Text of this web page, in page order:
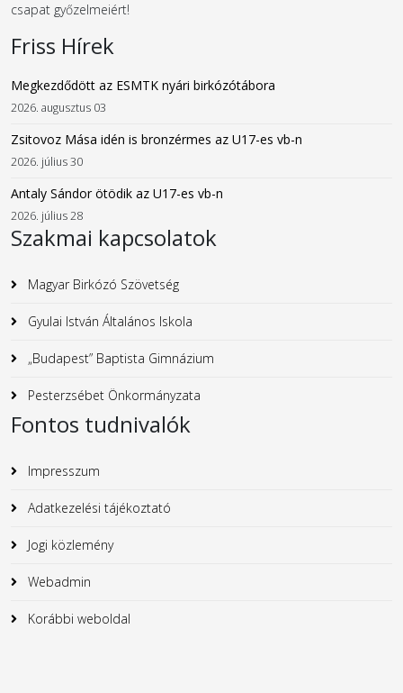
csapat győzelmeiért!
Friss Hírek
Megkezdődött az ESMTK nyári birkózótábora
2026. augusztus 03
Zsitovoz Mása idén is bronzérmes az U17-es vb-n
2026. július 30
Antaly Sándor ötödik az U17-es vb-n
2026. július 28
Szakmai kapcsolatok
Magyar Birkózó Szövetség
Gyulai István Általános Iskola
„Budapest” Baptista Gimnázium
Pesterzsébet Önkormányzata
Fontos tudnivalók
Impresszum
Adatkezelési tájékoztató
Jogi közlemény
Webadmin
Korábbi weboldal